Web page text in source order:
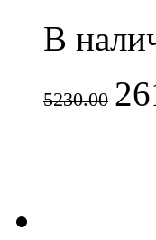
В
5230.00